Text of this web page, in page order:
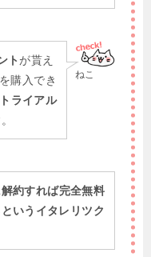
ねこ
ト が貰え
購入でき
ライアル
約すれば完全無料
いうイタレリツク